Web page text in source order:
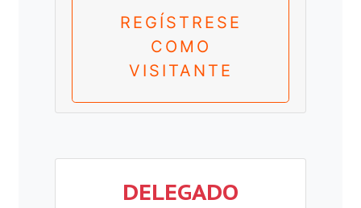
REGÍSTRESE
COMO
VISITANTE
DELEGADO